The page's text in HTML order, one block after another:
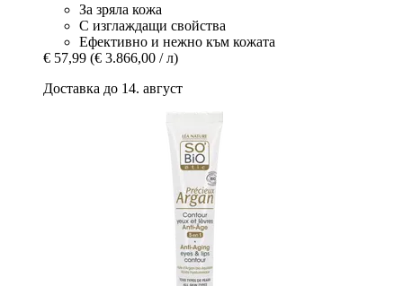
За зряла кожа
С изглаждащи свойства
Ефективно и нежно към кожата
€ 57,99 (€ 3.866,00 / л)
Доставка до 14. август